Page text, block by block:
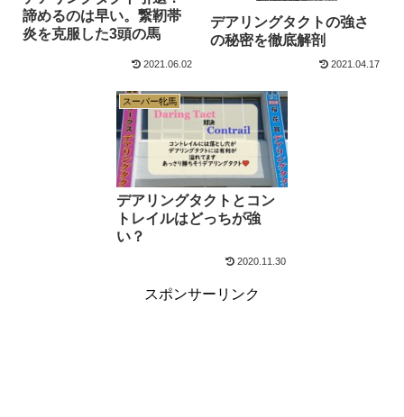
諦めるのは早い。繋靭帯
炎を克服した3頭の馬
2021.06.02
デアリングタクトの強さ
の秘密を徹底解剖
2021.04.17
スーパー牝馬
デアリングタクトとコン
トレイルはどっちが強
い？
2020.11.30
スポンサーリンク